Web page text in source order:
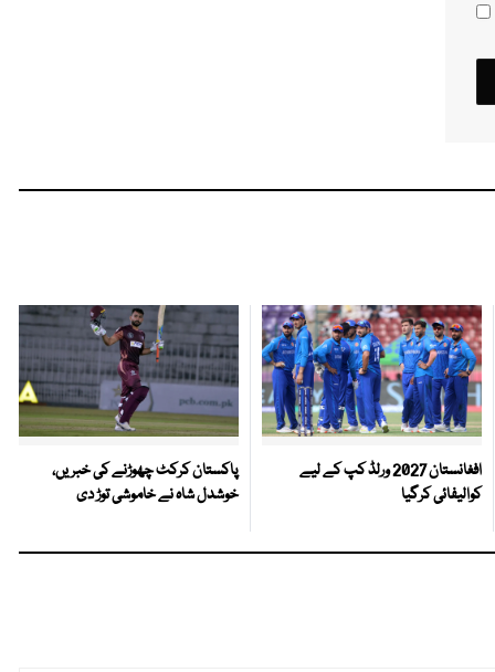
افغانستان 2027 ورلڈ کپ کے لیے
کوالیفائی کرگیا
پاکستان کرکٹ چھوڑنے کی خبریں،
خوشدل شاہ نے خاموشی توڑ دی